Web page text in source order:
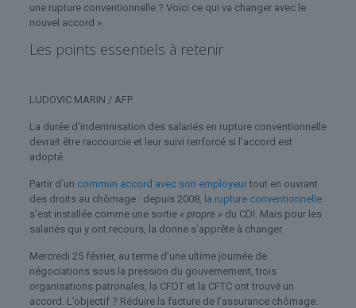
une rupture conventionnelle ? Voici ce qui va changer avec le
nouvel accord ».
Les points essentiels à retenir
LUDOVIC MARIN / AFP
La durée d’indemnisation des salariés en rupture conventionnelle
devrait être raccourcie et leur suivi renforcé si l’accord est
adopté.
Partir d’un commun accord avec son employeurtout en ouvrant
des droits au chômage : depuis 2008,
la rupture conventionnelle
s’est installée comme une sortie « propre » du CDI. Mais pour les
salariés qui y ont recours, la donne s’apprête à changer.
Mercredi 25 février, au terme d’une ultime journée de
négociations sous la pression du gouvernement, trois
organisations patronales, la CFDT et la CFTC ont trouvé un
accord. L’objectif ? Réduire la facture de l’assurance chômage.